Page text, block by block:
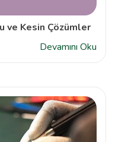
ve Kesin Çözümler
Devamını Oku